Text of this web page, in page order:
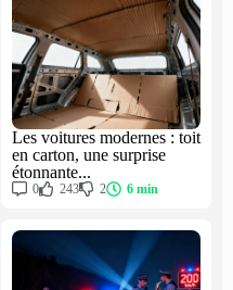
Les voitures modernes : toit
en carton, une surprise
étonnante...
0 243 2 6 min